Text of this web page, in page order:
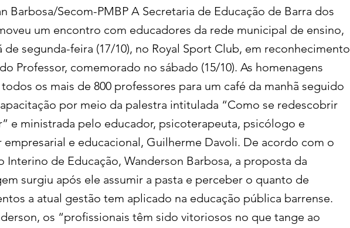
Barbosa/Secom-PMBP A Secretaria de Educação de Barra dos
um encontro com educadores da rede municipal de ensino,
de segunda-feira (17/10), no Royal Sport Club, em reconhecimento
Professor, comemorado no sábado (15/10). As homenagens
os mais de 800 professores para um café da manhã seguido
por meio da palestra intitulada “Como se redescobrir
e ministrada pelo educador, psicoterapeuta, psicólogo e
empresarial e educacional, Guilherme Davoli. De acordo com o
Interino de Educação, Wanderson Barbosa, a proposta da
surgiu após ele assumir a pasta e perceber o quanto de
a atual gestão tem aplicado na educação pública barrense.
os “profissionais têm sido vitoriosos no que tange ao